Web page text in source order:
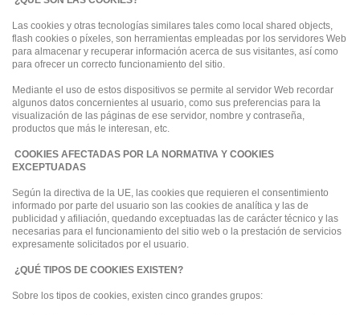
Las cookies y otras tecnologías similares tales como local shared objects,
flash cookies o píxeles, son herramientas empleadas por los servidores Web
para almacenar y recuperar información acerca de sus visitantes, así como
para ofrecer un correcto funcionamiento del sitio.
Mediante el uso de estos dispositivos se permite al servidor Web recordar
algunos datos concernientes al usuario, como sus preferencias para la
visualización de las páginas de ese servidor, nombre y contraseña,
productos que más le interesan, etc.
COOKIES AFECTADAS POR LA NORMATIVA Y COOKIES
EXCEPTUADAS
Según la directiva de la UE, las cookies que requieren el consentimiento
informado por parte del usuario son las cookies de analítica y las de
publicidad y afiliación, quedando exceptuadas las de carácter técnico y las
necesarias para el funcionamiento del sitio web o la prestación de servicios
expresamente solicitados por el usuario.
¿QUÉ TIPOS DE COOKIES EXISTEN?
Sobre los tipos de cookies, existen cinco grandes grupos: